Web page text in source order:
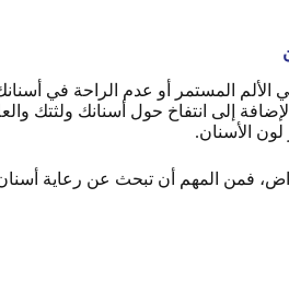
هي الألم المستمر أو عدم الراحة في
إلى انتفاخ حول أسنانك
الأسنان.
فمن المهم أن تبحث عن رعاية